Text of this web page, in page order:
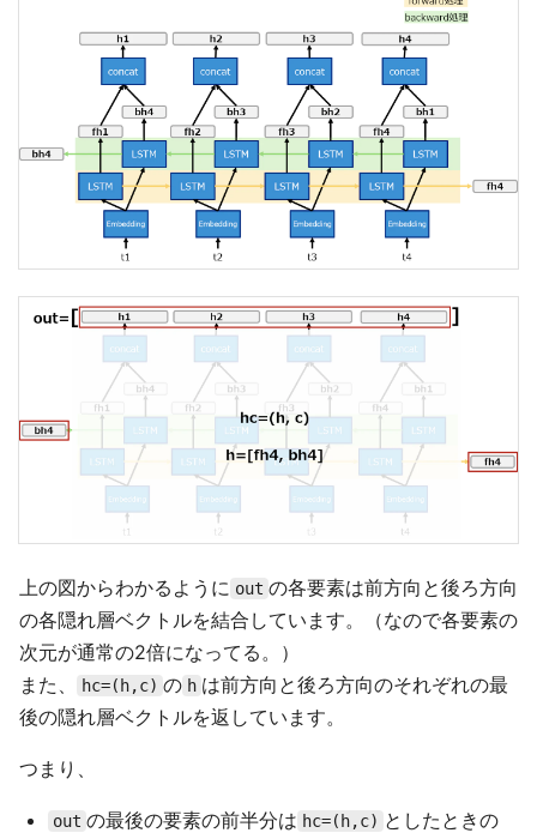
上の図からわかるように out の各要素は前方向と後ろ方向
の各隠れ層ベクトルを結合しています。（なので各要素の
次元が通常の2倍になってる。）
また、
hc=(h,c) の h は前方向と後ろ方向のそれぞれの最
後の隠れ層ベクトルを返しています。
つまり、
out の最後の要素の前半分は hc=(h,c) としたときの